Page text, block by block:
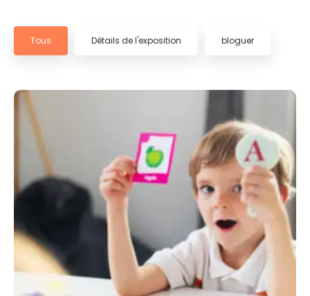
Tous Détails de l'exposition bloguer